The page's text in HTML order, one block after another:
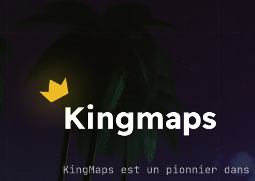
Kingmaps
KingMaps est un pionnier